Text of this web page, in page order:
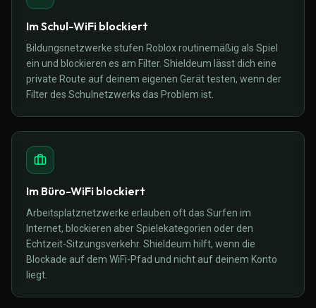
Im Schul-WiFi blockiert
Bildungsnetzwerke stufen Roblox routinemäßig als Spiel
ein und blockieren es am Filter. Shieldeum lässt dich eine
private Route auf deinem eigenen Gerät testen, wenn der
Filter des Schulnetzwerks das Problem ist.
Im Büro-WiFi blockiert
Arbeitsplatznetzwerke erlauben oft das Surfen im
Internet, blockieren aber Spielekategorien oder den
Echtzeit-Sitzungsverkehr. Shieldeum hilft, wenn die
Blockade auf dem WiFi-Pfad und nicht auf deinem Konto
liegt.